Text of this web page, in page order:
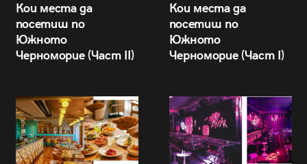
Кои места да
посетиш по
Южното
Черноморие (Част II)
Кои места да
посетиш по
Южното
Черноморие (Част I)